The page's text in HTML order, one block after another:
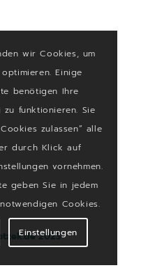
2023
wir Cookies, um
Einige
benötigen Ihre
zu funktionieren. Sie
zulassen“ alle
durch Klick auf
vornehmen.
geben Sie in jedem
Cookies.
Einstellungen